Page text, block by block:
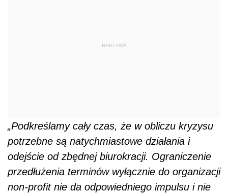
REKLAMA
„Podkreślamy cały czas, że w obliczu kryzysu
potrzebne są natychmiastowe działania i
odejście od zbędnej biurokracji. Ograniczenie
przedłużenia terminów wyłącznie do organizacji
non-profit nie da odpowiedniego impulsu i nie